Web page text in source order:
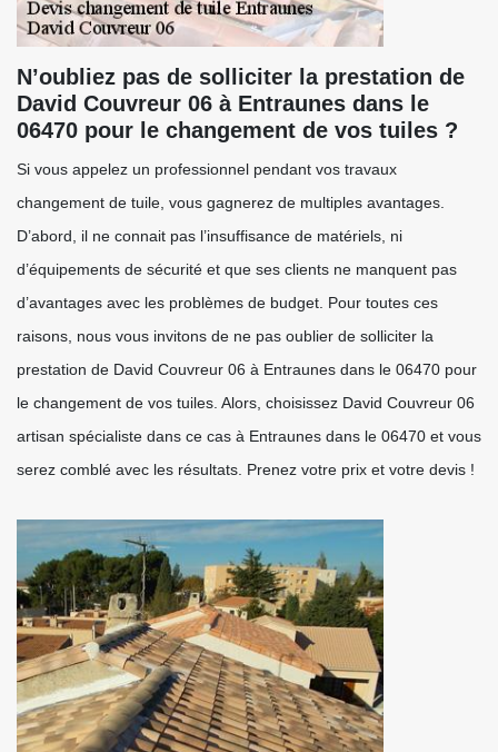
N’oubliez pas de solliciter la prestation de
David Couvreur 06 à Entraunes dans le
06470 pour le changement de vos tuiles ?
Si vous appelez un professionnel pendant vos travaux
changement de tuile, vous gagnerez de multiples avantages.
D’abord, il ne connait pas l’insuffisance de matériels, ni
d’équipements de sécurité et que ses clients ne manquent pas
d’avantages avec les problèmes de budget. Pour toutes ces
raisons, nous vous invitons de ne pas oublier de solliciter la
prestation de David Couvreur 06 à Entraunes dans le 06470 pour
le changement de vos tuiles. Alors, choisissez David Couvreur 06
artisan spécialiste dans ce cas à Entraunes dans le 06470 et vous
serez comblé avec les résultats. Prenez votre prix et votre devis !